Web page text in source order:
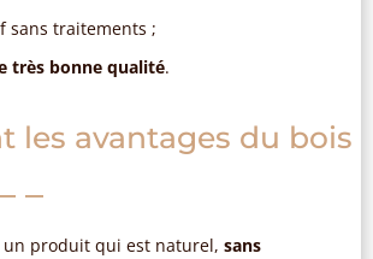
sans traitements ;
très bonne qualité.
les avantages du bois
un produit qui est naturel, sans